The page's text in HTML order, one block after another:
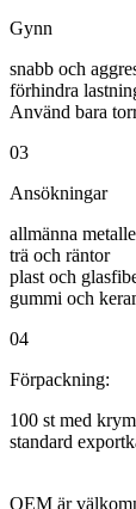
Gynn
snabb och
förhindra
Använd bara
03
Ansökningar
allmänna
trä och räntor
plast och
gummi och
04
Förpackning:
100 st med
standard
OEM är